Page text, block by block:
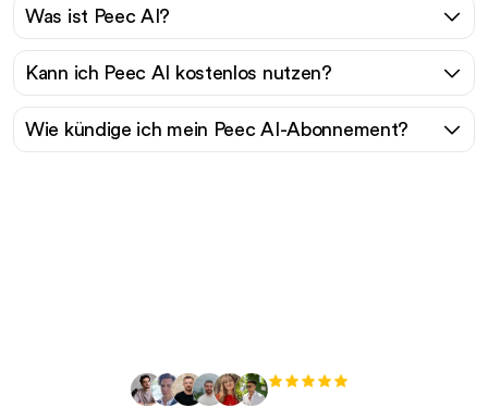
Was ist Peec AI?
Kann ich Peec AI kostenlos nutzen?
Wie kündige ich mein Peec AI-Abonnement?